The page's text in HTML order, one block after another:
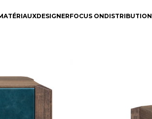
DESIGNERFOCUS ONDISTRIBUTION